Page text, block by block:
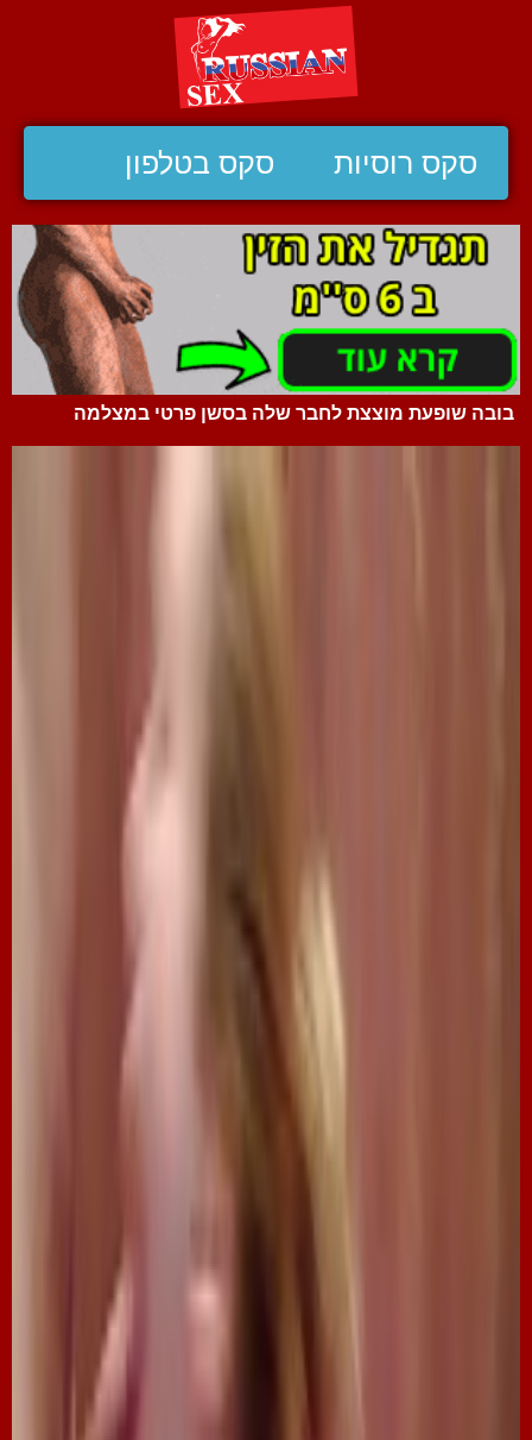
סקס רוסיות סקס בטלפון
בובה שופעת מוצצת לחבר שלה בסשן פרטי במצלמה